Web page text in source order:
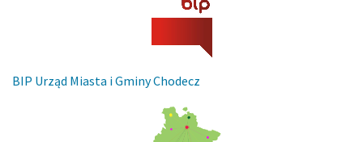
BIP Urząd Miasta i Gminy Chodecz